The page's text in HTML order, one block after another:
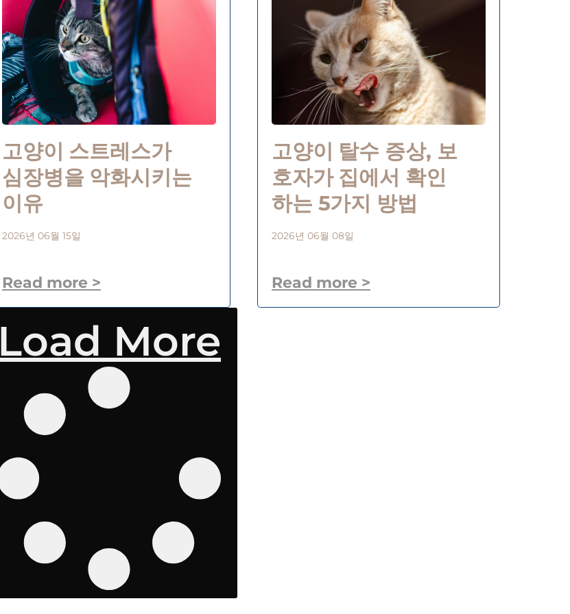
고양이 스트레스가
심장병을 악화시키는
이유
2026년 06월 15일
Read more >
고양이 탈수 증상, 보
호자가 집에서 확인
하는 5가지 방법
2026년 06월 08일
Read more >
Load More